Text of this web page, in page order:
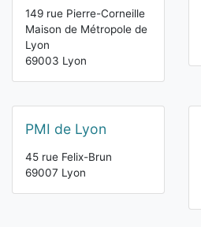
149 rue Pierre-Corneille
Maison de Métropole de
Lyon
69003 Lyon
PMI de Lyon
45 rue Felix-Brun
69007 Lyon